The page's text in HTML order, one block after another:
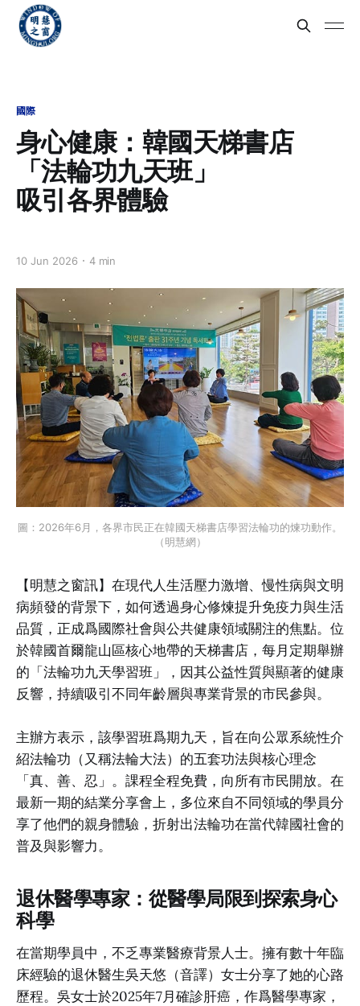
國際
身心健康：韓國天梯書店
「法輪功九天班」
吸引各界體驗
10 Jun 2026 4 min
圖：2026年6月，各界市民正在韓國天梯書店學習法輪功的煉功動作。
（明慧網）
【明慧之窗訊】在現代人生活壓力激增、慢性病與文明
病頻發的背景下，如何透過身心修煉提升免疫力與生活
品質，正成爲國際社會與公共健康領域關注的焦點。位
於韓國首爾龍山區核心地帶的天梯書店，每月定期舉辦
的「法輪功九天學習班」，因其公益性質與顯著的健康
反響，持續吸引不同年齡層與專業背景的市民參與。
主辦方表示，該學習班爲期九天，旨在向公眾系統性介
紹法輪功（又稱法輪大法）的五套功法與核心理念
「真、善、忍」。課程全程免費，向所有市民開放。在
最新一期的結業分享會上，多位來自不同領域的學員分
享了他們的親身體驗，折射出法輪功在當代韓國社會的
普及與影響力。
退休醫學專家：從醫學局限到探索身心
科學
在當期學員中，不乏專業醫療背景人士。擁有數十年臨
床經驗的退休醫生吳天悠（音譯）女士分享了她的心路
歷程。吳女士於2025年7月確診肝癌，作爲醫學專家，